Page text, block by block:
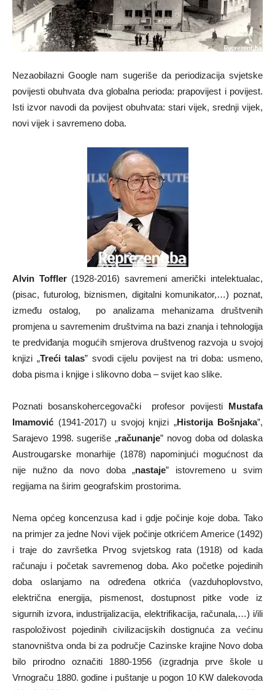
Nezaobilazni Google nam sugeriše da periodizacija svjetske
povijesti obuhvata dva globalna perioda: prapovijest i povijest.
Isti izvor navodi da povijest obuhvata: stari vijek, srednji vijek,
novi vijek i savremeno doba.
Alvin Toffler(1928-2016) savremeni američki intelektualac,
(pisac, futurolog, biznismen, digitalni komunikator,…) poznat,
između ostalog, po analizama mehanizama društvenih
promjena u savremenim društvima na bazi znanja i tehnologija
te predviđanja mogućih smjerova društvenog razvoja u svojoj
knjizi „Treći talas” svodi cijelu povijest na tri doba: usmeno,
doba pisma i knjige i slikovno doba – svijet kao slike.
Poznati bosanskohercegovački profesor povijesti Mustafa
Imamović (1941-2017) u svojoj knjizi „Historija Bošnjaka”,
Sarajevo 1998. sugeriše „računanje” novog doba od dolaska
Austrougarske monarhije (1878) napominjući mogućnost da
nije nužno da novo doba „nastaje” istovremeno u svim
regijama na širim geografskim prostorima.
Nema općeg koncenzusa kad i gdje počinje koje doba. Tako
na primjer za jedne Novi vijek počinje otkrićem Americe (1492)
i traje do završetka Prvog svjetskog rata (1918) od kada
računaju i početak savremenog doba. Ako početke pojedinih
doba oslanjamo na određena otkrića (vazduhoplovstvo,
električna energija, pismenost, dostupnost pitke vode iz
sigurnih izvora, industrijalizacija, elektrifikacija, računala,…) i/ili
raspoloživost pojedinih civilizacijskih dostignuća za većinu
stanovništva onda bi za područje Cazinske krajine Novo doba
bilo prirodno označiti 1880-1956 (izgradnja prve škole u
Vrnograču 1880. godine i puštanje u pogon 10 KW dalekovoda